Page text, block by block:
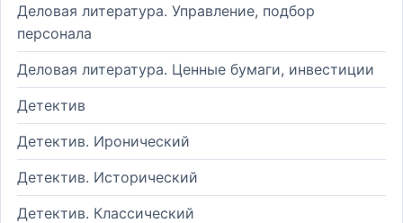
Деловая литература. Управление, подбор
персонала
Деловая литература. Ценные бумаги, инвестиции
Детектив
Детектив. Иронический
Детектив. Исторический
Детектив. Классический